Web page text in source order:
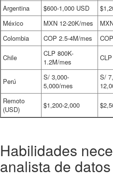
Argentina
$600-1,000 USD
México
MXN 12-20K/mes
Colombia
COP 2.5-4M/mes
Chile
CLP 800K-
1.2M/mes
Perú
S/ 3,000-
5,000/mes
S/
Remoto
(USD)
$1,200-2,000
Habilidades
analista de